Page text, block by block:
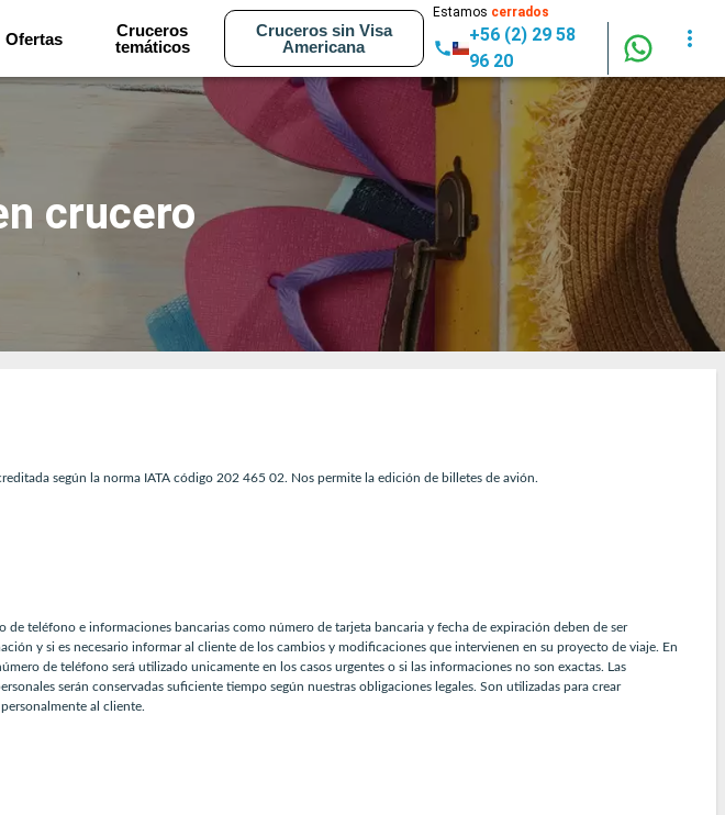
Ofertas
Cruceros
temáticos
Cruceros sin Visa
Americana
Estamos cerrados
+56 (2) 29 58
96 20
crucero
según la norma IATA código 202 465 02. Nos permite la edición de billetes de avión.
teléfono e informaciones bancarias como número de tarjeta bancaria y fecha de expiración deben de ser
y si es necesario informar al cliente de los cambios y modificaciones que intervienen en su proyecto de viaje. En
de teléfono será utilizado unicamente en los casos urgentes o si las informaciones no son exactas. Las
serán conservadas suficiente tiempo según nuestras obligaciones legales. Son utilizadas para crear
al cliente.